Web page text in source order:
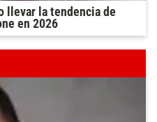
llevar la tendencia de
en 2026